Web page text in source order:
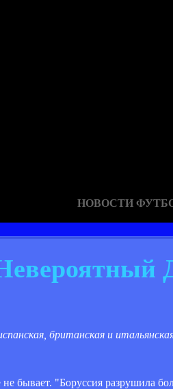
НОВОСТИ
британская и
бывает. "Боруссия разрушила